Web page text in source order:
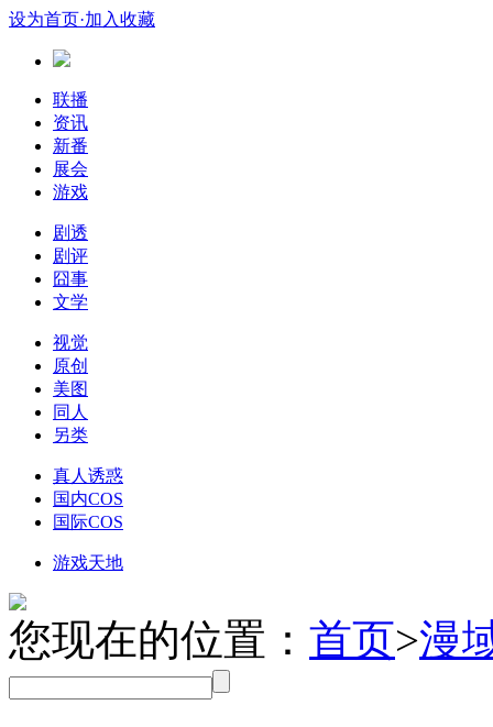
设为首页·加入收藏
联播
资讯
新番
展会
游戏
剧透
剧评
囧事
文学
视觉
原创
美图
同人
另类
真人诱惑
国内COS
国际COS
游戏天地
您现在的位置： 首页>漫